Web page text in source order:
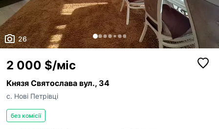
26
2 000 $/міс
Князя Святослава вул., 34
с. Нові Петрівці
без комісії